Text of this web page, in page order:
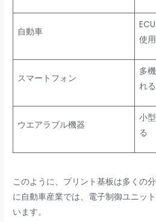
自動車
使用
スマートフォン
多
れる
ウエアラブル機器
小
る
このように、プリント基板は多くの
に自動車産業では、電子制御ユニッ
います。